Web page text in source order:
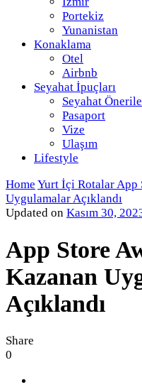
Portekiz
Yunanistan
Konaklama
Otel
Airbnb
Seyahat İpuçları
Seyahat
Pasaport
Vize
Ulaşım
Lifestyle
Home Yurt İçi RotalarApp
Uygulamalar Açıklandı
Updated on Kasım 30,
App Store
Kazanan
Açıklandı
Share
0